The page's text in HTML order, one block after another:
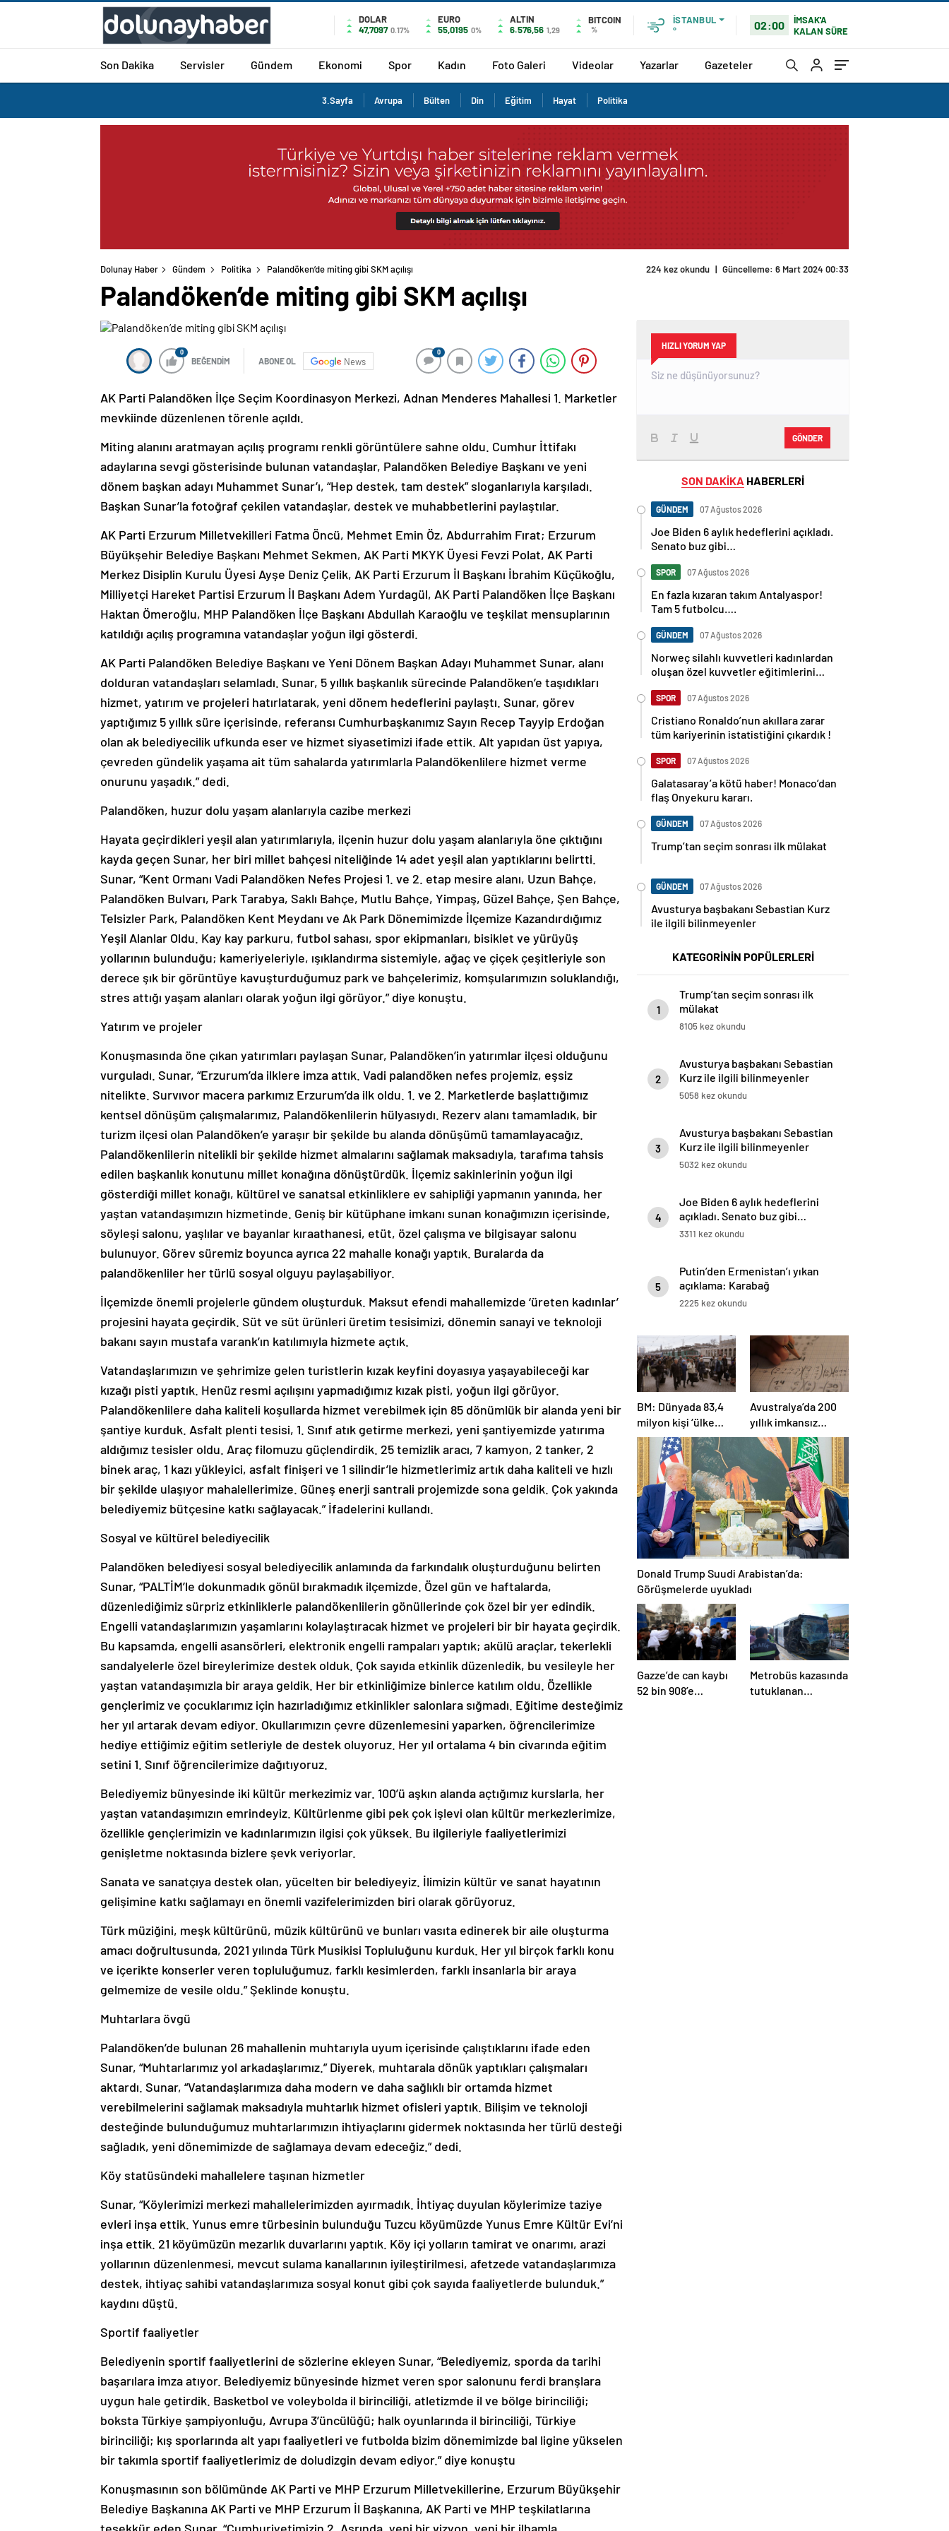
DOLAR
47,7097 0.17%
EURO
55,0195 0%
ALTIN
6.576,56 1,29
BITCOIN
%
İSTANBUL
°
02:00
İMSAK'A
KALAN SÜRE
Son Dakika Servisler Gündem Ekonomi Spor Kadın Foto Galeri Videolar Yazarlar Gazeteler
3.Sayfa Avrupa Bülten Din Eğitim Hayat Politika
Dolunay Haber Gündem Politika Palandöken’de miting gibi SKM açılışı 224 kez okundu | Güncelleme: 6 Mart 2024 00:33
Palandöken’de miting gibi SKM açılışı
0
BEĞENDİM ABONE OL News
0
AK Parti Palandöken İlçe Seçim Koordinasyon Merkezi, Adnan Menderes Mahallesi 1. Marketler
mevkiinde düzenlenen törenle açıldı.
Miting alanını aratmayan açılış programı renkli görüntülere sahne oldu. Cumhur İttifakı
adaylarına sevgi gösterisinde bulunan vatandaşlar, Palandöken Belediye Başkanı ve yeni
dönem başkan adayı Muhammet Sunar’ı, “Hep destek, tam destek” sloganlarıyla karşıladı.
Başkan Sunar’la fotoğraf çekilen vatandaşlar, destek ve muhabbetlerini paylaştılar.
AK Parti Erzurum Milletvekilleri Fatma Öncü, Mehmet Emin Öz, Abdurrahim Fırat; Erzurum
Büyükşehir Belediye Başkanı Mehmet Sekmen, AK Parti MKYK Üyesi Fevzi Polat, AK Parti
Merkez Disiplin Kurulu Üyesi Ayşe Deniz Çelik, AK Parti Erzurum İl Başkanı İbrahim Küçükoğlu,
Milliyetçi Hareket Partisi Erzurum İl Başkanı Adem Yurdagül, AK Parti Palandöken İlçe Başkanı
Haktan Ömeroğlu, MHP Palandöken İlçe Başkanı Abdullah Karaoğlu ve teşkilat mensuplarının
katıldığı açılış programına vatandaşlar yoğun ilgi gösterdi.
AK Parti Palandöken Belediye Başkanı ve Yeni Dönem Başkan Adayı Muhammet Sunar, alanı
dolduran vatandaşları selamladı. Sunar, 5 yıllık başkanlık sürecinde Palandöken’e taşıdıkları
hizmet, yatırım ve projeleri hatırlatarak, yeni dönem hedeflerini paylaştı. Sunar, görev
yaptığımız 5 yıllık süre içerisinde, referansı Cumhurbaşkanımız Sayın Recep Tayyip Erdoğan
olan ak belediyecilik ufkunda eser ve hizmet siyasetimizi ifade ettik. Alt yapıdan üst yapıya,
çevreden gündelik yaşama ait tüm sahalarda yatırımlarla Palandökenlilere hizmet verme
onurunu yaşadık.” dedi.
Palandöken, huzur dolu yaşam alanlarıyla cazibe merkezi
Hayata geçirdikleri yeşil alan yatırımlarıyla, ilçenin huzur dolu yaşam alanlarıyla öne çıktığını
kayda geçen Sunar, her biri millet bahçesi niteliğinde 14 adet yeşil alan yaptıklarını belirtti.
Sunar, “Kent Ormanı Vadi Palandöken Nefes Projesi 1. ve 2. etap mesire alanı, Uzun Bahçe,
Palandöken Bulvarı, Park Tarabya, Saklı Bahçe, Mutlu Bahçe, Yimpaş, Güzel Bahçe, Şen Bahçe,
Telsizler Park, Palandöken Kent Meydanı ve Ak Park Dönemimizde İlçemize Kazandırdığımız
Yeşil Alanlar Oldu. Kay kay parkuru, futbol sahası, spor ekipmanları, bisiklet ve yürüyüş
yollarının bulunduğu; kameriyeleriyle, ışıklandırma sistemiyle, ağaç ve çiçek çeşitleriyle son
derece şık bir görüntüye kavuşturduğumuz park ve bahçelerimiz, komşularımızın soluklandığı,
stres attığı yaşam alanları olarak yoğun ilgi görüyor.” diye konuştu.
Yatırım ve projeler
Konuşmasında öne çıkan yatırımları paylaşan Sunar, Palandöken’in yatırımlar ilçesi olduğunu
vurguladı. Sunar, “Erzurum’da ilklere imza attık. Vadi palandöken nefes projemiz, eşsiz
nitelikte. Survıvor macera parkımız Erzurum’da ilk oldu. 1. ve 2. Marketlerde başlattığımız
kentsel dönüşüm çalışmalarımız, Palandökenlilerin hülyasıydı. Rezerv alanı tamamladık, bir
turizm ilçesi olan Palandöken’e yaraşır bir şekilde bu alanda dönüşümü tamamlayacağız.
Palandökenlilerin nitelikli bir şekilde hizmet almalarını sağlamak maksadıyla, tarafıma tahsis
edilen başkanlık konutunu millet konağına dönüştürdük. İlçemiz sakinlerinin yoğun ilgi
gösterdiği millet konağı, kültürel ve sanatsal etkinliklere ev sahipliği yapmanın yanında, her
yaştan vatandaşımızın hizmetinde. Geniş bir kütüphane imkanı sunan konağımızın içerisinde,
söyleşi salonu, yaşlılar ve bayanlar kıraathanesi, etüt, özel çalışma ve bilgisayar salonu
bulunuyor. Görev süremiz boyunca ayrıca 22 mahalle konağı yaptık. Buralarda da
palandökenliler her türlü sosyal olguyu paylaşabiliyor.
İlçemizde önemli projelerle gündem oluşturduk. Maksut efendi mahallemizde ‘üreten kadınlar’
projesini hayata geçirdik. Süt ve süt ürünleri üretim tesisimizi, dönemin sanayi ve teknoloji
bakanı sayın mustafa varank’ın katılımıyla hizmete açtık.
Vatandaşlarımızın ve şehrimize gelen turistlerin kızak keyfini doyasıya yaşayabileceği kar
kızağı pisti yaptık. Henüz resmi açılışını yapmadığımız kızak pisti, yoğun ilgi görüyor.
Palandökenlilere daha kaliteli koşullarda hizmet verebilmek için 85 dönümlük bir alanda yeni bir
şantiye kurduk. Asfalt plenti tesisi, 1. Sınıf atık getirme merkezi, yeni şantiyemizde yatırıma
aldığımız tesisler oldu. Araç filomuzu güçlendirdik. 25 temizlik aracı, 7 kamyon, 2 tanker, 2
binek araç, 1 kazı yükleyici, asfalt finişeri ve 1 silindir’le hizmetlerimiz artık daha kaliteli ve hızlı
bir şekilde ulaşıyor mahalellerimize. Güneş enerji santrali projemizde sona geldik. Çok yakında
belediyemiz bütçesine katkı sağlayacak.” İfadelerini kullandı.
Sosyal ve kültürel belediyecilik
Palandöken belediyesi sosyal belediyecilik anlamında da farkındalık oluşturduğunu belirten
Sunar, “PALTİM’le dokunmadık gönül bırakmadık ilçemizde. Özel gün ve haftalarda,
düzenlediğimiz sürpriz etkinliklerle palandökenlilerin gönüllerinde çok özel bir yer edindik.
Engelli vatandaşlarımızın yaşamlarını kolaylaştıracak hizmet ve projeleri bir bir hayata geçirdik.
Bu kapsamda, engelli asansörleri, elektronik engelli rampaları yaptık; akülü araçlar, tekerlekli
sandalyelerle özel bireylerimize destek olduk. Çok sayıda etkinlik düzenledik, bu vesileyle her
yaştan vatandaşımızla bir araya geldik. Her bir etkinliğimize binlerce katılım oldu. Özellikle
gençlerimiz ve çocuklarımız için hazırladığımız etkinlikler salonlara sığmadı. Eğitime desteğimiz
her yıl artarak devam ediyor. Okullarımızın çevre düzenlemesini yaparken, öğrencilerimize
hediye ettiğimiz eğitim setleriyle de destek oluyoruz. Her yıl ortalama 4 bin civarında eğitim
setini 1. Sınıf öğrencilerimize dağıtıyoruz.
Belediyemiz bünyesinde iki kültür merkezimiz var. 100’ü aşkın alanda açtığımız kurslarla, her
yaştan vatandaşımızın emrindeyiz. Kültürlenme gibi pek çok işlevi olan kültür merkezlerimize,
özellikle gençlerimizin ve kadınlarımızın ilgisi çok yüksek. Bu ilgileriyle faaliyetlerimizi
genişletme noktasında bizlere şevk veriyorlar.
Sanata ve sanatçıya destek olan, yücelten bir belediyeyiz. İlimizin kültür ve sanat hayatının
gelişimine katkı sağlamayı en önemli vazifelerimizden biri olarak görüyoruz.
Türk müziğini, meşk kültürünü, müzik kültürünü ve bunları vasıta edinerek bir aile oluşturma
amacı doğrultusunda, 2021 yılında Türk Musikisi Topluluğunu kurduk. Her yıl birçok farklı konu
ve içerikte konserler veren topluluğumuz, farklı kesimlerden, farklı insanlarla bir araya
gelmemize de vesile oldu.” Şeklinde konuştu.
Muhtarlara övgü
Palandöken’de bulunan 26 mahallenin muhtarıyla uyum içerisinde çalıştıklarını ifade eden
Sunar, “Muhtarlarımız yol arkadaşlarımız.” Diyerek, muhtarala dönük yaptıkları çalışmaları
aktardı. Sunar, “Vatandaşlarımıza daha modern ve daha sağlıklı bir ortamda hizmet
verebilmelerini sağlamak maksadıyla muhtarlık hizmet ofisleri yaptık. Bilişim ve teknoloji
desteğinde bulunduğumuz muhtarlarımızın ihtiyaçlarını gidermek noktasında her türlü desteği
sağladık, yeni dönemimizde de sağlamaya devam edeceğiz.” dedi.
Köy statüsündeki mahallelere taşınan hizmetler
Sunar, “Köylerimizi merkezi mahallelerimizden ayırmadık. İhtiyaç duyulan köylerimize taziye
evleri inşa ettik. Yunus emre türbesinin bulunduğu Tuzcu köyümüzde Yunus Emre Kültür Evi’ni
inşa ettik. 21 köyümüzün mezarlık duvarlarını yaptık. Köy içi yolların tamirat ve onarımı, arazi
yollarının düzenlenmesi, mevcut sulama kanallarının iyileştirilmesi, afetzede vatandaşlarımıza
destek, ihtiyaç sahibi vatandaşlarımıza sosyal konut gibi çok sayıda faaliyetlerde bulunduk.”
kaydını düştü.
Sportif faaliyetler
Belediyenin sportif faaliyetlerini de sözlerine ekleyen Sunar, “Belediyemiz, sporda da tarihi
başarılara imza atıyor. Belediyemiz bünyesinde hizmet veren spor salonunu ferdi branşlara
uygun hale getirdik. Basketbol ve voleybolda il birinciliği, atletizmde il ve bölge birinciliği;
boksta Türkiye şampiyonluğu, Avrupa 3’üncülüğü; halk oyunlarında il birinciliği, Türkiye
birinciliği; kış sporlarında alt yapı faaliyetleri ve futbolda bizim dönemimizde bal ligine yükselen
bir takımla sportif faaliyetlerimiz de doludizgin devam ediyor.” diye konuştu
Konuşmasının son bölümünde AK Parti ve MHP Erzurum Milletvekillerine, Erzurum Büyükşehir
Belediye Başkanına AK Parti ve MHP Erzurum İl Başkanına, AK Parti ve MHP teşkilatlarına
HIZLI YORUM YAP
GÖNDER
SON DAKİKA HABERLERİ
GÜNDEM 07 Ağustos 2026
Joe Biden 6 aylık hedeflerini açıkladı.
Senato buz gibi…
SPOR 07 Ağustos 2026
En fazla kızaran takım Antalyaspor!
Tam 5 futbolcu….
GÜNDEM 07 Ağustos 2026
Norweç silahlı kuvvetleri kadınlardan
oluşan özel kuvvetler eğitimlerini
SPOR 07 Ağustos 2026
Cristiano Ronaldo’nun akıllara zarar
tüm kariyerinin istatistiğini çıkardık !
SPOR 07 Ağustos 2026
Galatasaray’a kötü haber! Monaco’dan
flaş Onyekuru kararı.
GÜNDEM 07 Ağustos 2026
Trump’tan seçim sonrası ilk mülakat
GÜNDEM 07 Ağustos 2026
Avusturya başbakanı Sebastian Kurz
ile ilgili bilinmeyenler
KATEGORİNİN POPÜLERLERİ
1
Trump’tan seçim sonrası ilk
mülakat
8105 kez okundu
2
Avusturya başbakanı Sebastian
Kurz ile ilgili bilinmeyenler
5058 kez okundu
3
Avusturya başbakanı Sebastian
Kurz ile ilgili bilinmeyenler
5032 kez okundu
4
Joe Biden 6 aylık hedeflerini
açıkladı. Senato buz gibi…
3311 kez okundu
5
Putin’den Ermenistan’ı yıkan
açıklama: Karabağ
Azerbaycan’ın ayrılmaz bir
2225 kez okundu
BM: Dünyada 83,4
milyon kişi ‘ülke
içinde yerinden
edilmiş’ olarak
yaşıyor
Avustralya’da 200
yıllık imkansız
matematik
problemi çözüldü
Donald Trump Suudi Arabistan’da:
Görüşmelerde uyukladı
Gazze’de can kaybı
52 bin 908’e
Metrobüs kazasında
tutuklanan